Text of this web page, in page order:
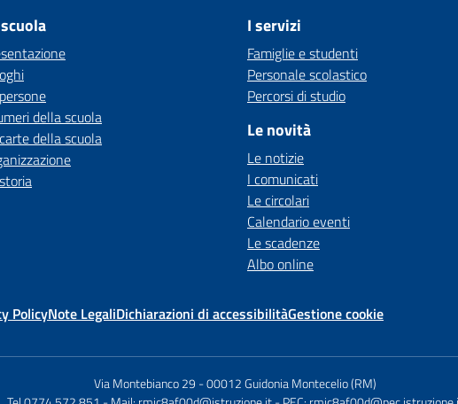
della scuola
della scuola
I servizi
Famiglie e studenti
Personale scolastico
Percorsi di studio
Le novità
Le notizie
I comunicati
Le circolari
Calendario eventi
Le scadenze
Albo online
PolicyNote LegaliDichiarazioni di accessibilitàGestione cookie
Via Montebianco 29 -00012 Guidonia Montecelio (RM)